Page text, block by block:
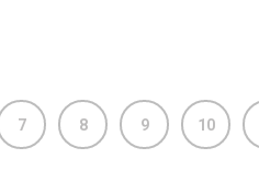
7 8 9 10